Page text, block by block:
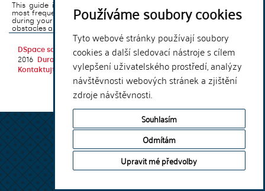
Používáme soubory cookies
Tyto webové stránky používají soubory
cookies a další sledovací nástroje s cílem
vylepšení uživatelského prostředí, analýzy
návštěvnosti webových stránek a zjištění
zdroje návštěvnosti.
Souhlasím
Odmítám
Upravit mé předvolby
This guide introduces the e-learning support tools that are used
most frequently at Charles University and that you may encounter
during your studies. It will also help you to avoid the most common
obstacles associated ...
DSpace softwarecopyright © 2002-
2016
DuraSpace
Kontaktujte nás |Vyjádření názoru
Theme by